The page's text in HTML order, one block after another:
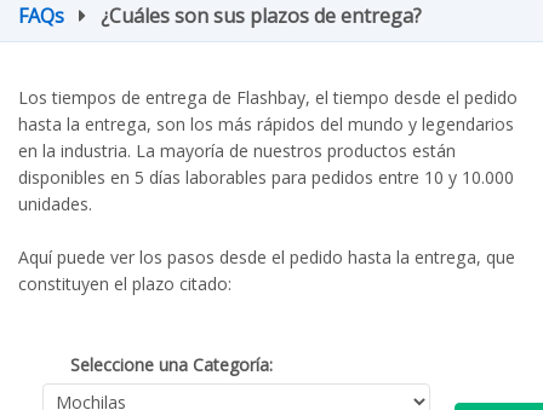
FAQs ¿Cuáles son sus plazos de entrega?
Los tiempos de entrega de Flashbay, el tiempo desde el pedido
hasta la entrega, son los más rápidos del mundo y legendarios
en la industria. La mayoría de nuestros productos están
disponibles en 5 días laborables para pedidos entre 10 y 10.000
unidades.
Aquí puede ver los pasos desde el pedido hasta la entrega, que
constituyen el plazo citado:
Seleccione una Categoría: